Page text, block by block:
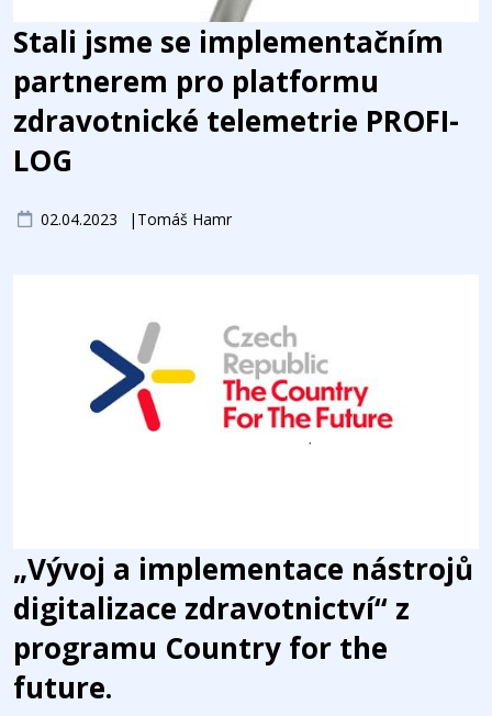
Stali jsme se implementačním
partnerem pro platformu
zdravotnické telemetrie PROFI-
LOG
02.04.2023 Tomáš Hamr
„Vývoj a implementace nástrojů
digitalizace zdravotnictví“ z
programu Country for the
future.